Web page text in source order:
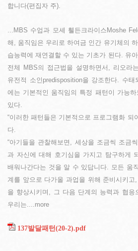
합니다(편집자 주).
...MBS 수업과 모셰 휄든크라이스Moshe
해, 움직임은 우리로 하여금 인간 유기체의
습능력에 재연결할 수 있는 기초가 된다. 유
전체 MBS의 접근법을 설명하면서, 리오라
유전적 소인predisposition을 강조한다. 수
에는 기본적인 움직임의 특정 패턴이 가능
있다.
“이러한 패턴들은 기본적으로 프로그램화 되
다.
“아기들을 관찰해보면, 세상을 조금씩 조금
과 자신에 대해 호기심을 가지고 탐구하게
배워나간다는 것을 알 수 있답니다. 모든 움
계를 앞으로 다가올 과업을 위해 준비시키
을 향상시키며, 그 다음 단계의 능력과 협응
우리는....more
137발달패턴(20-2).pdf
◎ 커뮤니티
Copyright 2013. All rights reserved!